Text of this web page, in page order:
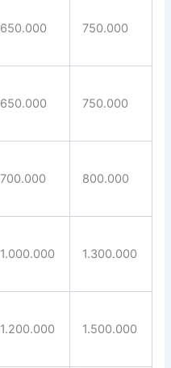
650.000 750.000
650.000 750.000
700.000 800.000
1.000.000 1.300.000
1.200.000 1.500.000